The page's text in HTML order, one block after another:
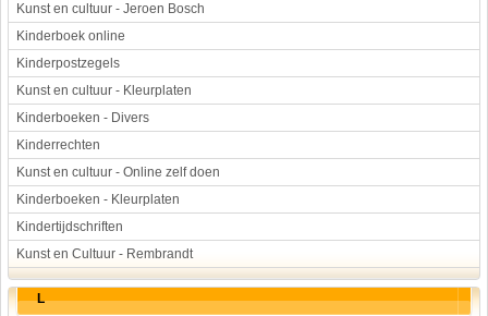
Kunst en cultuur - Jeroen Bosch
Kinderboek online
Kinderpostzegels
Kunst en cultuur - Kleurplaten
Kinderboeken - Divers
Kinderrechten
Kunst en cultuur - Online zelf doen
Kinderboeken - Kleurplaten
Kindertijdschriften
Kunst en Cultuur - Rembrandt
L